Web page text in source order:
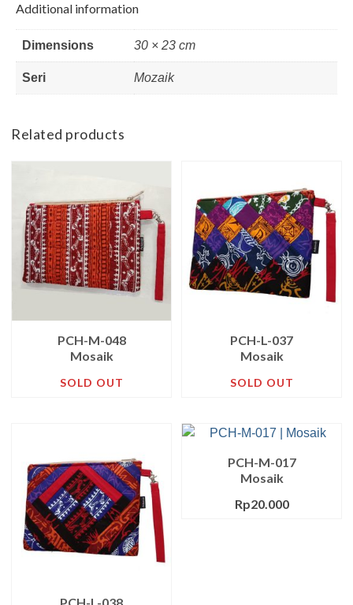
Additional information
Dimensions 30 × 23 cm
Seri Mozaik
Related products
PCH-M-048
Mosaik
SOLD OUT
PCH-L-037
Mosaik
SOLD OUT
PCH-M-017
Mosaik
Rp20.000